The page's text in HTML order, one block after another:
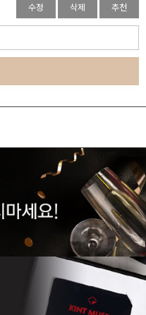
수정 삭제 추천